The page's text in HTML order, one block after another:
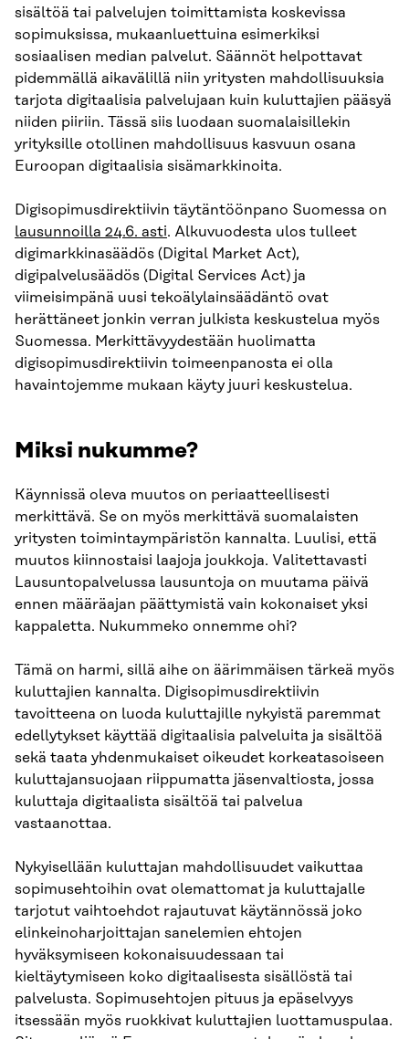
sisältöä tai palvelujen toimittamista koskevissa
sopimuksissa, mukaanluettuina esimerkiksi
sosiaalisen median palvelut. Säännöt helpottavat
pidemmällä aikavälillä niin yritysten mahdollisuuksia
tarjota digitaalisia palvelujaan kuin kuluttajien pääsyä
niiden piiriin. Tässä siis luodaan suomalaisillekin
yrityksille otollinen mahdollisuus kasvuun osana
Euroopan digitaalisia sisämarkkinoita.
Digisopimusdirektiivin täytäntöönpano Suomessa on
lausunnoilla 24.6. asti. Alkuvuodesta ulos tulleet
digimarkkinasäädös (Digital Market Act),
digipalvelusäädös (Digital Services Act) ja
viimeisimpänä uusi tekoälylainsäädäntö ovat
herättäneet jonkin verran julkista keskustelua myös
Suomessa. Merkittävyydestään huolimatta
digisopimusdirektiivin toimeenpanosta ei olla
havaintojemme mukaan käyty juuri keskustelua.
Miksi nukumme?
Käynnissä oleva muutos on periaatteellisesti
merkittävä. Se on myös merkittävä suomalaisten
yritysten toimintaympäristön kannalta. Luulisi, että
muutos kiinnostaisi laajoja joukkoja. Valitettavasti
Lausuntopalvelussa lausuntoja on muutama päivä
ennen määräajan päättymistä vain kokonaiset yksi
kappaletta. Nukummeko onnemme ohi?
Tämä on harmi, sillä aihe on äärimmäisen tärkeä myös
kuluttajien kannalta. Digisopimusdirektiivin
tavoitteena on luoda kuluttajille nykyistä paremmat
edellytykset käyttää digitaalisia palveluita ja sisältöä
sekä taata yhdenmukaiset oikeudet korkeatasoiseen
kuluttajansuojaan riippumatta jäsenvaltiosta, jossa
kuluttaja digitaalista sisältöä tai palvelua
vastaanottaa.
Nykyisellään kuluttajan mahdollisuudet vaikuttaa
sopimusehtoihin ovat olemattomat ja kuluttajalle
tarjotut vaihtoehdot rajautuvat käytännössä joko
elinkeinoharjoittajan sanelemien ehtojen
hyväksymiseen kokonaisuudessaan tai
kieltäytymiseen koko digitaalisesta sisällöstä tai
palvelusta. Sopimusehtojen pituus ja epäselvyys
itsessään myös ruokkivat kuluttajien luottamuspulaa.